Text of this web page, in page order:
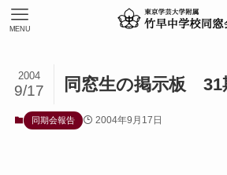
MENU
同窓生の掲示板 31
2004
9/17
同期会報告 2004年9月17日